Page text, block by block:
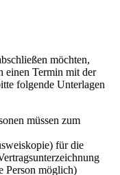
möchten,
einen Termin mit der
folgende Unterlagen
müssen zum
für die
Person möglich)